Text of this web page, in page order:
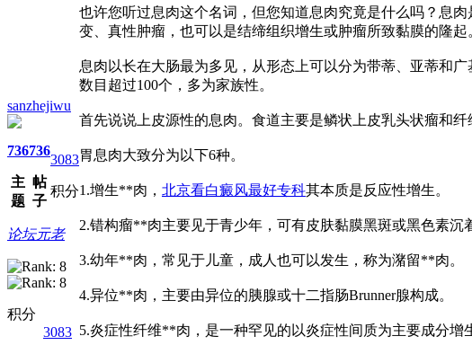
sanzhejiwu
736
主
题
736
帖
子
3083
积分
论坛元老
积分
3083
也许您听过息肉这个名词，但您知道息肉究竟是什么吗？息
变、真性肿瘤，也可以是结缔组织增生或肿瘤所致黏膜的隆起
息肉以长在大肠最为多见，从形态上可以分为带蒂、亚蒂和
数目超过100个，多为家族性。
首先说说上皮源性的息肉。食道主要是鳞状上皮乳头状瘤和纤
胃息肉大致分为以下6种。
1.增生**肉， 北京看白癜风最好专科其本质是反应性增生。
2.错构瘤**肉主要见于青少年，可有皮肤黏膜黑斑或黑色素沉
3.幼年**肉，常见于儿童，成人也可以发生，称为潴留**肉。
4.异位**肉，主要由异位的胰腺或十二指肠Brunner腺构成。
5.炎症性纤维**肉，是一种罕见的以炎症性间质为主要成分增